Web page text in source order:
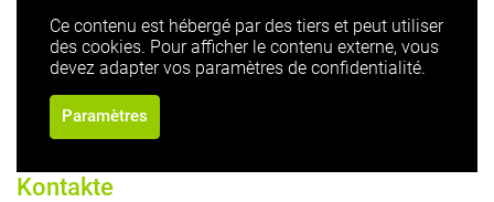
Ce contenu est hébergé par des tiers et peut utiliser
des cookies. Pour afficher le contenu externe, vous
devez adapter vos paramètres de confidentialité.
Paramètres
Kontakte